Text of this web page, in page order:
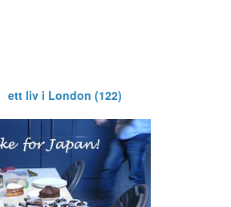
ett liv i London (122)